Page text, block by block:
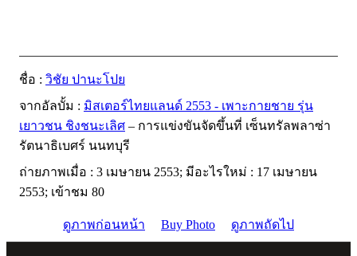
ชื่อ : วิชัย ปานะโปย
จากอัลบั้ม : มิสเตอร์ไทยแลนด์ 2553 - เพาะกายชาย รุ่น
เยาวชน ชิงชนะเลิศ – การแข่งขันจัดขึ้นที่ เซ็นทรัลพลาซ่า
รัตนาธิเบศร์ นนทบุรี
ถ่ายภาพเมื่อ : 3 เมษายน 2553; มีอะไรใหม่ : 17 เมษายน
2553; เข้าชม 80
ดูภาพก่อนหน้า Buy Photo ดูภาพถัดไป